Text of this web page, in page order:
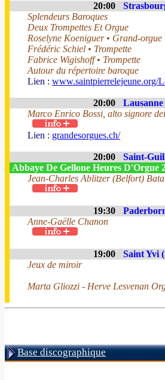
20:00
Splendeurs Baroques
Deux Trompettes Et Orgue
Roselyne Koeniguer • Grand-orgue
Frédéric Schiel • Trompette
Fabrice Wigishoff • Trompette
Autour du répertoire baroque
Lien : www.saintpierrelejeune.org/
20:00 Lausanne
Marco Enrico Bossi, alto signore
Lien : grandesorgues.ch/
20:00
Saint-
Abbaye De Gellone Heures D'Orgue
Jean-Charles Ablitzer (Belfort)
19:30
Anne-Gaëlle Chanon
19:00 Saint Yvi
Jeux de miroir
Marta Gliozzi - Herve Lesvenan
Base discographique